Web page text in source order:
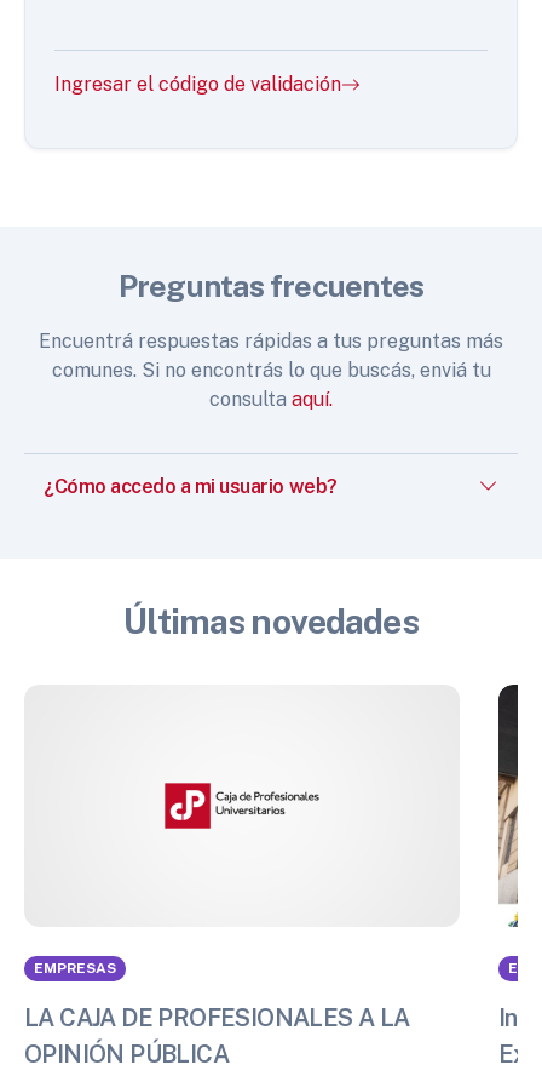
Ingresar el código de validación
Preguntas frecuentes
Encuentrá respuestas rápidas a tus preguntas más
comunes. Si no encontrás lo que buscás, enviá tu
consulta aquí.
¿Cómo accedo a mi usuario web?
Últimas novedades
EMPRESAS
LA CAJA DE PROFESIONALES A LA
OPINIÓN PÚBLICA